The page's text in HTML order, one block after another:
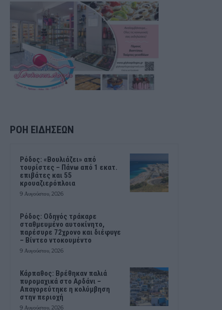
ΡΟΗ ΕΙΔΗΣΕΩΝ
Ρόδος: «Βουλιάζει» από
τουρίστες – Πάνω από 1 εκατ.
επιβάτες και 55
κρουαζιερόπλοια
9 Αυγούστου, 2026
Ρόδος: Οδηγός τράκαρε
σταθμευμένο αυτοκίνητο,
παρέσυρε 72χρονο και διέφυγε
– Βίντεο ντοκουμέντο
9 Αυγούστου, 2026
Κάρπαθος: Βρέθηκαν παλιά
πυρομαχικά στο Αρδάνι –
Απαγορεύτηκε η κολύμβηση
στην περιοχή
9 Αυγούστου, 2026